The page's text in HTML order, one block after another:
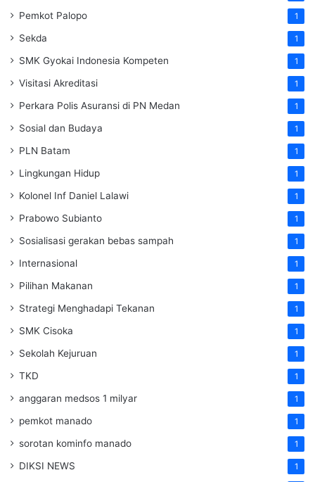
Pemkot Palopo 1
Sekda 1
SMK Gyokai Indonesia Kompeten 1
Visitasi Akreditasi 1
Perkara Polis Asuransi di PN Medan 1
Sosial dan Budaya 1
PLN Batam 1
Lingkungan Hidup 1
Kolonel Inf Daniel Lalawi 1
Prabowo Subianto 1
Sosialisasi gerakan bebas sampah 1
Internasional 1
Pilihan Makanan 1
Strategi Menghadapi Tekanan 1
SMK Cisoka 1
Sekolah Kejuruan 1
TKD 1
anggaran medsos 1 milyar 1
pemkot manado 1
sorotan kominfo manado 1
DIKSI NEWS 1